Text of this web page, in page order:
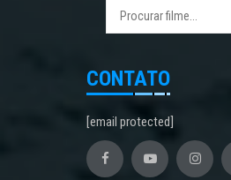
CONTATO
[email protected]